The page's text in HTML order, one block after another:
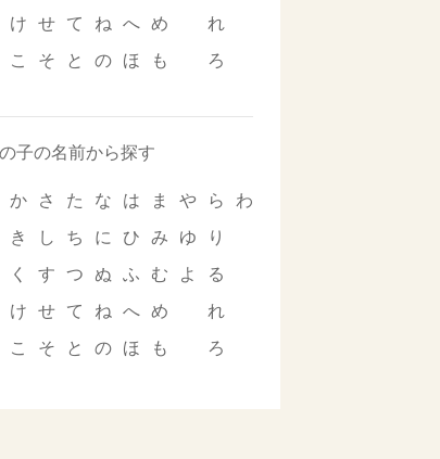
け
こ
せ
そ
て
と
ね
の
へ
ほ
め
も
れ
ろ
子の名前から探す
か
き
く
け
こ
さ
し
す
せ
そ
た
ち
つ
て
と
な
に
ぬ
ね
の
は
ひ
ふ
へ
ほ
ま
み
む
め
も
や
ゆ
よ
ら
り
る
れ
ろ
わ